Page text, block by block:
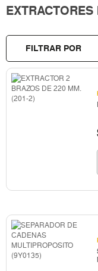
FILTRAR POR